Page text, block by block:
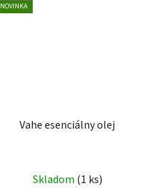
NOVINKA
Vahe esenciálny olej
hodnotenie
Skladom (1 ks)